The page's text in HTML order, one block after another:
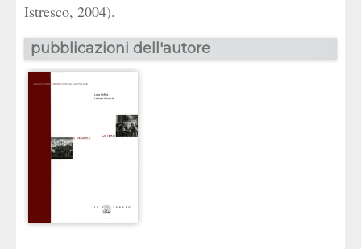
Istresco, 2004).
pubblicazioni dell'autore